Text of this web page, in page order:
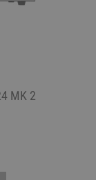
MK 2